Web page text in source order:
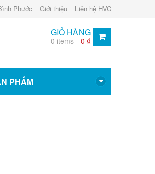
Phước Giới thiệu Liên hệ HVC
GIỎ HÀNG
0 items -0 ₫
PHẨM